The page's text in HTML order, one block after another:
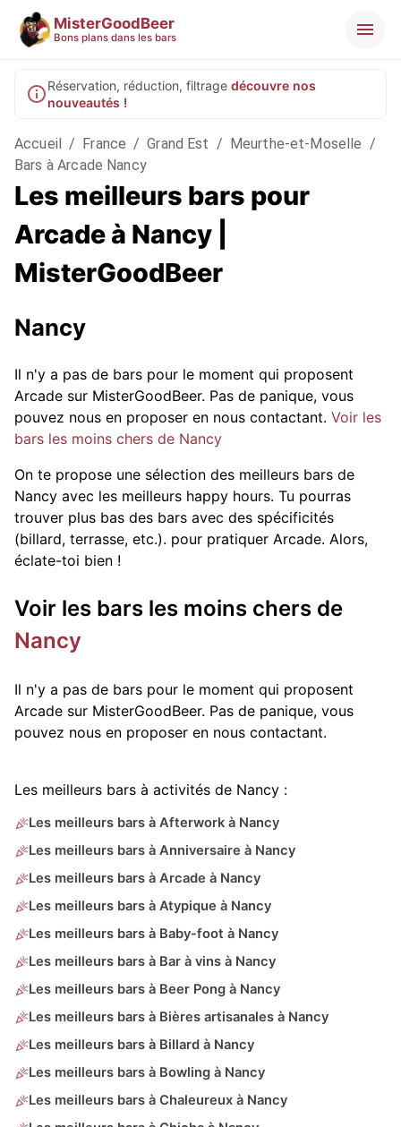
MisterGoodBeer
Bons plans dans les bars
Réservation, réduction, filtrage découvre nos
nouveautés !
Accueil / France / Grand Est / Meurthe-et-Moselle /
Bars à Arcade Nancy
Les meilleurs bars pour
Arcade à Nancy |
MisterGoodBeer
Nancy
Il n'y a pas de bars pour le moment qui proposent
Arcade sur MisterGoodBeer. Pas de panique, vous
pouvez nous en proposer en nous contactant. Voir les
bars les moins chers de Nancy
On te propose une sélection des meilleurs bars de
Nancy avec les meilleurs happy hours. Tu pourras
trouver plus bas des bars avec des spécificités
(billard, terrasse, etc.). pour pratiquer Arcade. Alors,
éclate-toi bien !
Voir les bars les moins chers de
Nancy
Il n'y a pas de bars pour le moment qui proposent
Arcade sur MisterGoodBeer. Pas de panique, vous
pouvez nous en proposer en nous contactant.
Les meilleurs bars à activités de Nancy :
Les meilleurs bars à Afterwork à Nancy
Les meilleurs bars à Anniversaire à Nancy
Les meilleurs bars à Arcade à Nancy
Les meilleurs bars à Atypique à Nancy
Les meilleurs bars à Baby-foot à Nancy
Les meilleurs bars à Bar à vins à Nancy
Les meilleurs bars à Beer Pong à Nancy
Les meilleurs bars à Bières artisanales à Nancy
Les meilleurs bars à Billard à Nancy
Les meilleurs bars à Bowling à Nancy
Les meilleurs bars à Chaleureux à Nancy